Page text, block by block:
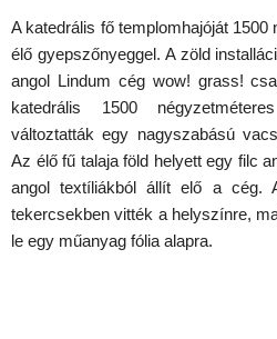
A katedrális fő templomhajóját
élő gyepszőnyeggel. A zöld
angol Lindum cég wow! grass!
katedrális 1500
változtatták egy nagyszabású
Az élő fű talaja föld helyett egy filc
angol textíliákból állít elő a cég.
tekercsekben vitték a helyszínre,
le egy műanyag fólia alapra.